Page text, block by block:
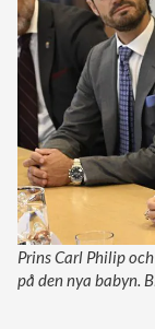
Prins Carl Philip
på den nya babyn.